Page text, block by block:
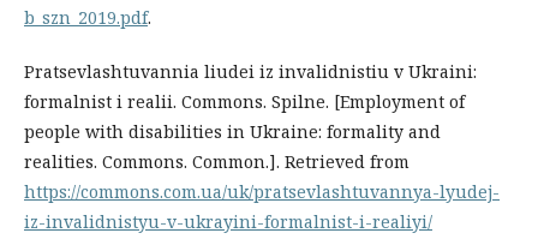
b_szn_2019.pdf.
Pratsevlashtuvannia liudei iz invalidnistiu v Ukraini:
formalnist i realii. Commons. Spilne. [Employment of
people with disabilities in Ukraine: formality and
realities. Commons. Common.]. Retrieved from
https://commons.com.ua/uk/pratsevlashtuvannya-lyudej-
iz-invalidnistyu-v-ukrayini-formalnist-i-realiyi/